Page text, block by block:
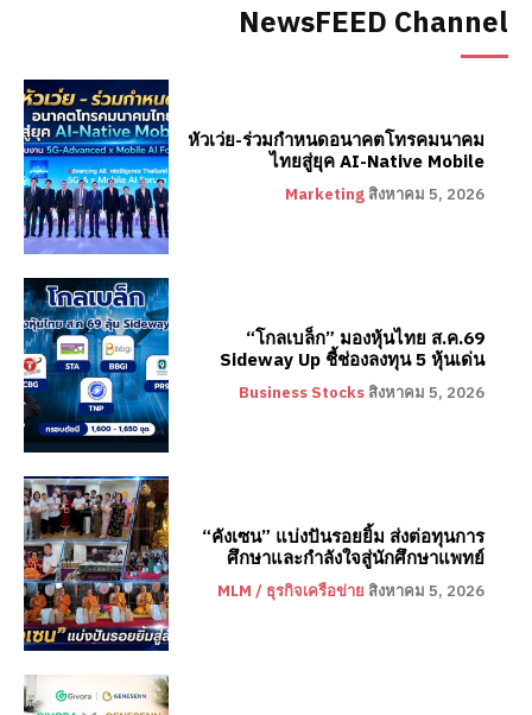
NewsFEED Channel
หัวเว่ย-ร่วมกำหนดอนาคตโทรคมนาคม
ไทยสู่ยุค AI-Native Mobile
Marketing สิงหาคม 5, 2026
“โกลเบล็ก” มองหุ้นไทย ส.ค.69
Sideway Up ชี้ช่องลงทุน 5 หุ้นเด่น
Business Stocks สิงหาคม 5, 2026
“คังเซน” แบ่งปันรอยยิ้ม ส่งต่อทุนการ
ศึกษาและกำลังใจสู่นักศึกษาแพทย์
MLM / ธุรกิจเครือข่าย สิงหาคม 5, 2026